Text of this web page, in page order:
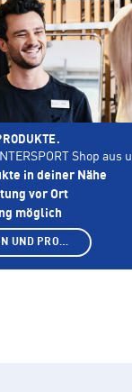
Shop aus
in deiner Nähe
vor Ort
möglich
SHOP AUSWÄHLEN UND PRODUKTE ANZEIGEN